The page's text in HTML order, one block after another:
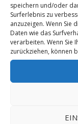
speichern und/oder
Surferlebnis zu
anzuzeigen. Wenn Sie
Daten wie das
verarbeiten. Wenn Sie
zurückziehen, können
Peter